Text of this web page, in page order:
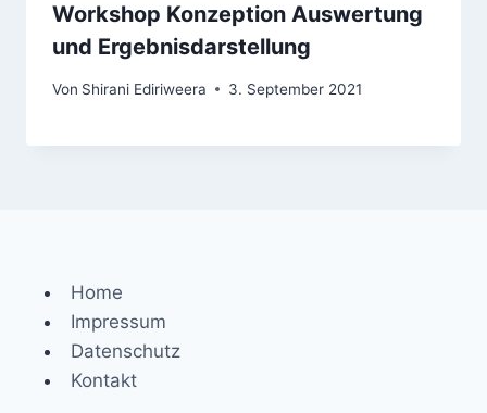
Workshop Konzeption Auswertung
und Ergebnisdarstellung
Von Shirani Ediriweera 3. September 2021
Home
Impressum
Datenschutz
Kontakt